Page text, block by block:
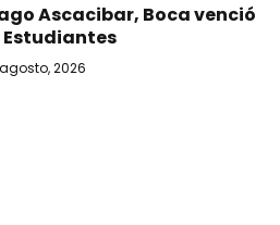
Ascacibar, Boca venció
Estudiantes
2026